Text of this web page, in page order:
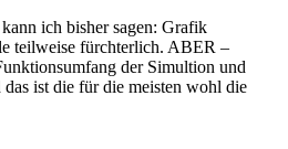
ich bisher sagen: Grafik
teilweise fürchterlich. ABER –
der Simultion und
ist die für die meisten wohl die